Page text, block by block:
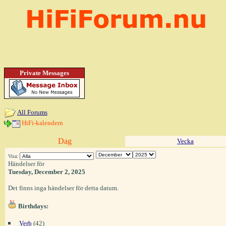
Private Messages
All Forums
HiFi-kalendern
Dag Vecka
Visa:
Händelser för
Tuesday, December 2, 2025
Det finns inga händelser för detta datum.
Birthdays:
Verb (42)